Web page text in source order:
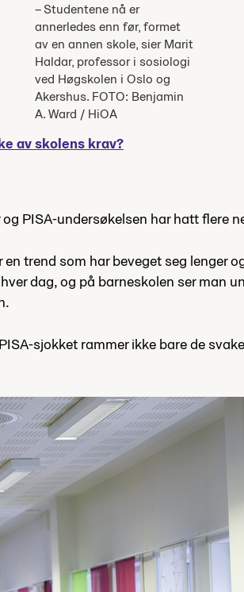
– Studentene nå er
annerledes enn før, formet
av en annen skole, sier Marit
Haldar, professor i sosiologi
ved Høgskolen i Oslo og
Akershus. FOTO: Benjamin
A. Ward / HiOA
av skolens krav?
PISA-undersøkelsen har hatt flere
trend som har beveget seg lenger
dag, og på barneskolen ser man
sjokket rammer ikke bare de